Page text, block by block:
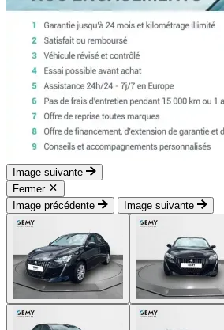
Image suivante
Fermer
Image précédente
Image suivante